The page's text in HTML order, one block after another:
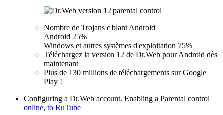
Nombre de Trojans ciblant Android
Android 25%
Windows et autres systèmes d'exploitation 75%
Téléchargez la version 12 de Dr.Web pour Android dès
maintenant
Plus de 130 millions de téléchargements sur Google
Play !
Configuring a Dr.Web account. Enabling a Parental control
online, to RuTube